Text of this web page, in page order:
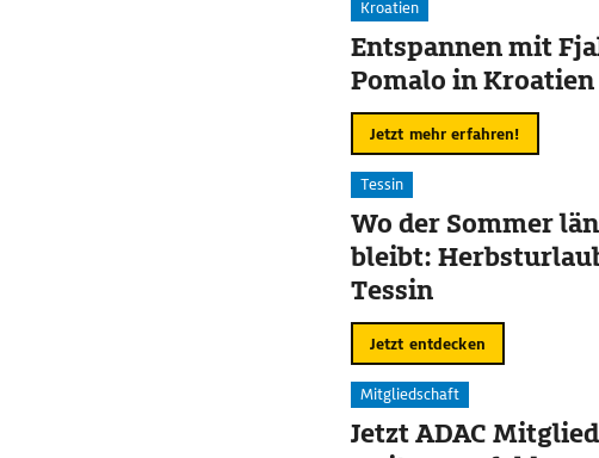
Kroatien
Entspannen mit
Pomalo in Kroatien
Jetzt mehr erfahren!
Tessin
Wo der Sommer
bleibt:
Tessin
Jetzt entdecken
Mitgliedschaft
Jetzt ADAC